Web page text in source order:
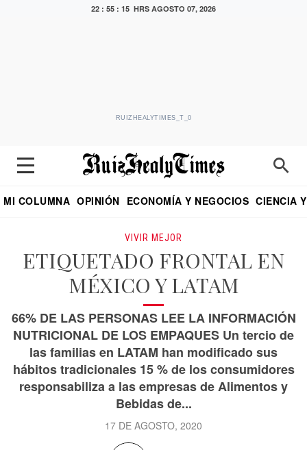
22 : 55 : 16 HRS AGOSTO 07, 2026
RUIZHEALYTIMES_T_0
MI COLUMNA OPINIÓN ECONOMÍA Y NEGOCIOS CIENCIA
VIVIR MEJOR
ETIQUETADO FRONTAL EN
MÉXICO Y LATAM
66% DE LAS PERSONAS LEE LA INFORMACIÓN
NUTRICIONAL DE LOS EMPAQUES Un tercio de
las familias en LATAM han modificado sus
hábitos tradicionales 15 % de los consumidores
responsabiliza a las empresas de Alimentos y
Bebidas de...
17 DE AGOSTO, 2020